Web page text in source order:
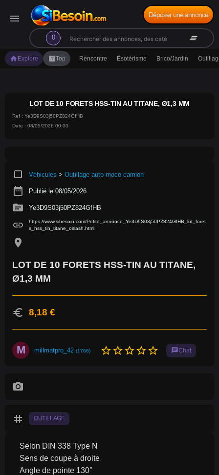
menu
0
search clear_all
Déposer une annonce
home Explore looks_oneTop Rencontre Ésotérisme Brico/Jardin
LOT DE 10 FORETS HSS-TIN AU TITANE, Ø1,3 MM
Ref : Ye3D9S03j50PZ824GfHB
Date : 08/05/2026 00:00
crop_square Véhicules > Outillage auto moco camion
date_range Publié le 08/05/2026
source Ye3D9S03j50PZ824GfHB
link
https://www.sibesoin.com/Petite_annonce_Ye3D9S03j50PZ824GfHB_lot_foret
s_hss_tin_titane_oslash.html
location_on
LOT DE 10 FORETS HSS-TIN AU TITANE,
Ø1,3 MM
euro 8,18 €
M millmatpro_42 (1768) star_borderstar_borderstar_borderstar_borderstar_border chatChat
photo_camera
tag OUTILLAGE
Selon DIN 338 Type N
Sens de coupe à droite
Angle de pointe 130°